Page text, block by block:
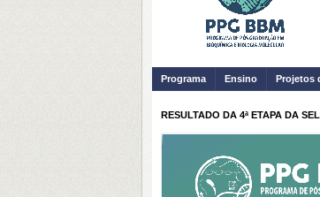
Programa Ensino Projetos
RESULTADO DA 4ª ETAPA DA